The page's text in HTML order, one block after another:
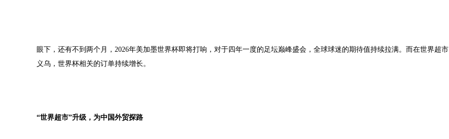
眼下，还有不到两个月，2026年美加墨世界杯即将打响，对于四年一度的足坛巅峰盛会，全球球迷的期待值持续拉满。而在世界超市
义乌，世界杯相关的订单持续增长。
“世界超市”升级，为中国外贸探路